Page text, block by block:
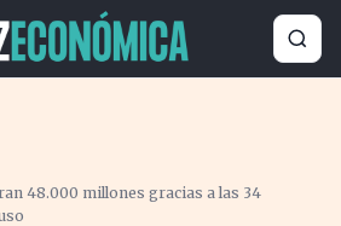
48.000 millones gracias a las 34